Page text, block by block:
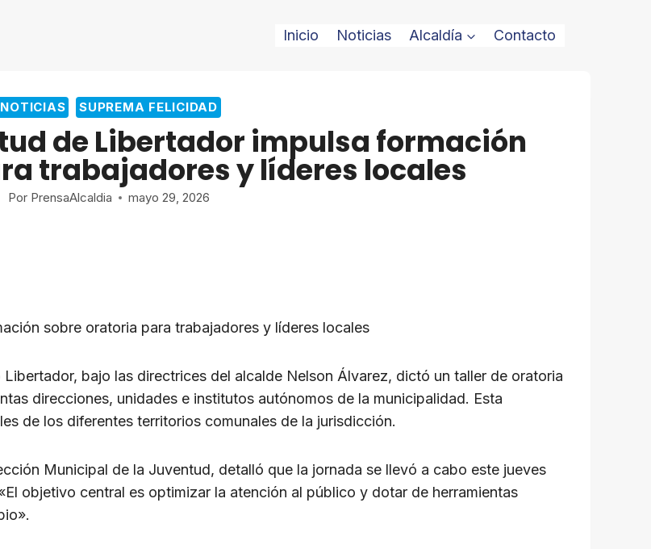
Inicio Noticias Alcaldía Contacto
NOTICIAS SUPREMA FELICIDAD
de Libertador impulsa formación
trabajadores y líderes locales
Por PrensaAlcaldia mayo 29, 2026
sobre oratoria para trabajadores y líderes locales
bajo las directrices del alcalde Nelson Álvarez, dictó un taller de oratoria
direcciones, unidades e institutos autónomos de la municipalidad. Esta
de los diferentes territorios comunales de la jurisdicción.
Municipal de la Juventud, detalló que la jornada se llevó a cabo este jueves
objetivo central es optimizar la atención al público y dotar de herramientas